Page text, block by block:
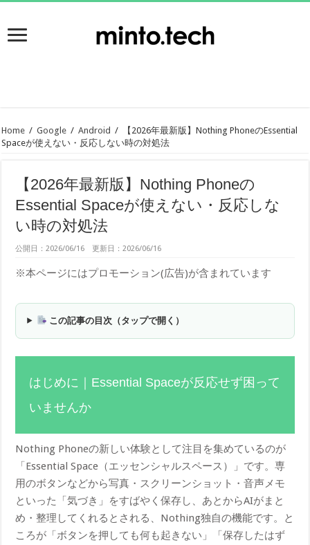
Home / Google / Android /
【2026年最新版】Nothing PhoneのEssential
Spaceが使えない・反応しない時の対処法
【2026年最新版】Nothing Phoneの
Essential Spaceが使えない・反応しな
い時の対処法
公開日：2026/06/16 更新日：2026/06/16
※本ページにはプロモーション(広告)が含まれています
この記事の目次（タップで開く）
はじめに｜Essential Spaceが反応せず困って
いませんか
Nothing Phoneの新しい体験として注目を集めているのが
「Essential Space（エッセンシャルスペース）」です。専
用のボタンなどから写真・スクリーンショット・音声メモ
といった「気づき」をすばやく保存し、あとからAIがまと
め・整理してくれるとされる、Nothing独自の機能です。と
ころが「ボタンを押しても何も起きない」「保存したはず